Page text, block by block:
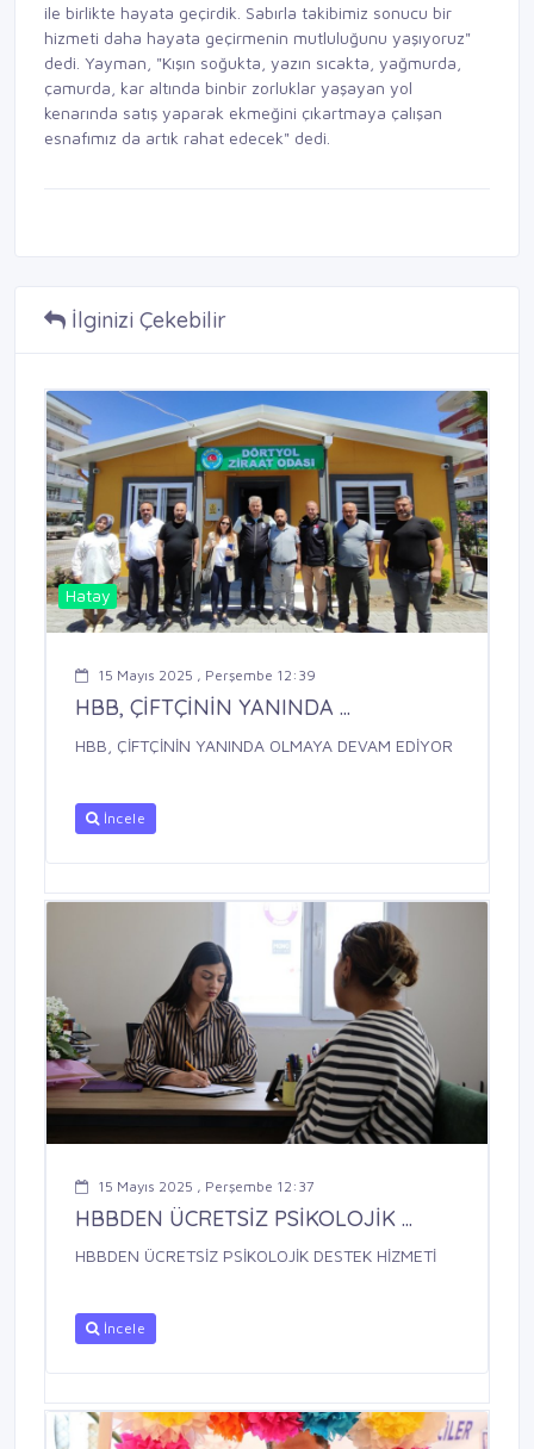
ile birlikte hayata geçirdik. Sabırla takibimiz sonucu bir
hizmeti daha hayata geçirmenin mutluluğunu yaşıyoruz"
dedi. Yayman, "Kışın soğukta, yazın sıcakta, yağmurda,
çamurda, kar altında binbir zorluklar yaşayan yol
kenarında satış yaparak ekmeğini çıkartmaya çalışan
esnafımız da artık rahat edecek" dedi.
İlginizi Çekebilir
Hatay
15 Mayıs 2025 , Perşembe 12:39
HBB, ÇİFTÇİNİN YANINDA ...
HBB, ÇİFTÇİNİN YANINDA OLMAYA DEVAM EDİYOR
İncele
15 Mayıs 2025 , Perşembe 12:37
HBBDEN ÜCRETSİZ PSİKOLOJİK ...
HBBDEN ÜCRETSİZ PSİKOLOJİK DESTEK HİZMETİ
İncele